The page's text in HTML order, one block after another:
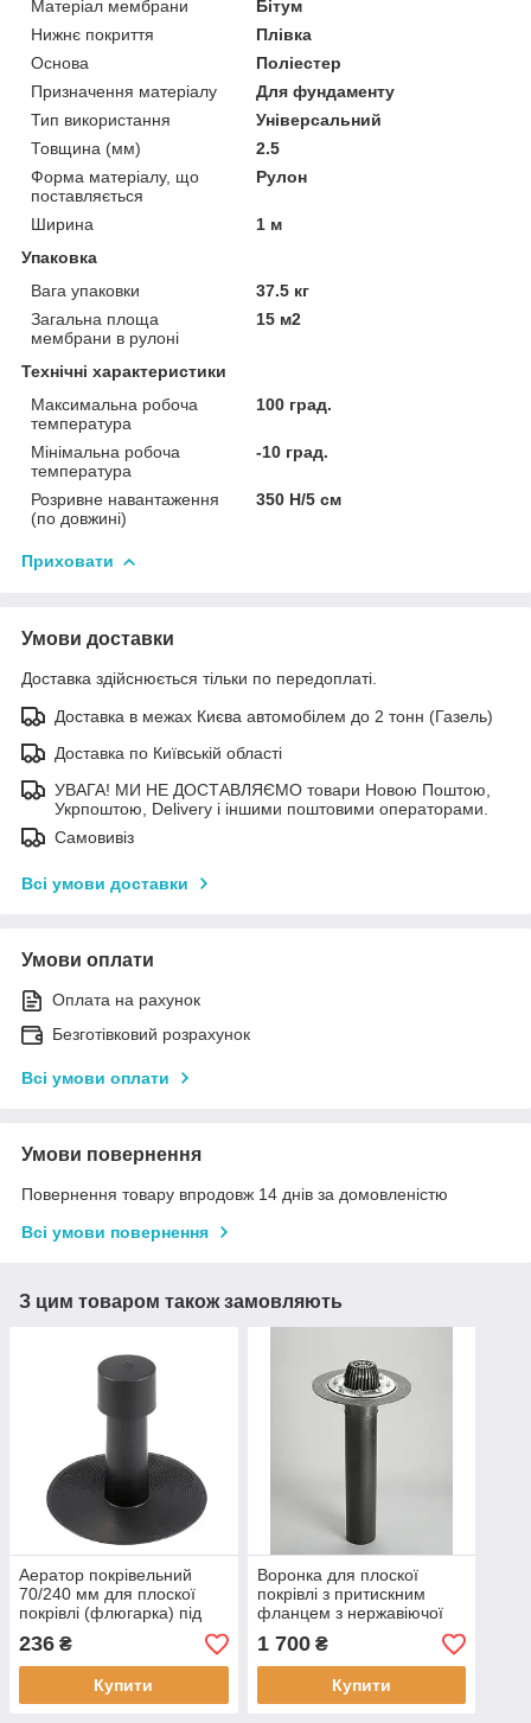
Матеріал мембрани
Бітум
Нижнє покриття
Плівка
Основа
Поліестер
Призначення матеріалу
Для фундаменту
Тип використання
Універсальний
Товщина (мм)
2.5
Форма матеріалу, що
поставляється
Рулон
Ширина
1 м
Упаковка
Вага упаковки
37.5 кг
Загальна площа
мембрани в рулоні
15 м2
Технічні характеристики
Максимальна робоча
температура
100 град.
Мінімальна робоча
температура
-10 град.
Розривне навантаження
(по довжині)
350 Н/5 см
Приховати
Умови доставки
Доставка здійснюється тільки по передоплаті.
Доставка в межах Києва автомобілем до 2 тонн (Газель)
Доставка по Київській області
УВАГА! МИ НЕ ДОСТАВЛЯЄМО товари Новою Поштою,
Укрпоштою, Delivery і іншими поштовими операторами.
Самовивіз
Всі умови доставки
Умови оплати
Оплата на рахунок
Безготівковий розрахунок
Всі умови оплати
Умови повернення
Повернення товару впродовж 14 днів за домовленістю
Всі умови повернення
З цим товаром також замовляють
Аератор покрівельний
70/240 мм для плоскої
покрівлі (флюгарка) під
євроруберойд
236 ₴
Купити
Воронка для плоскої
покрівлі з притискним
фланцем з нержавіючої
сталі 110/600 мм
1 700₴
Купити